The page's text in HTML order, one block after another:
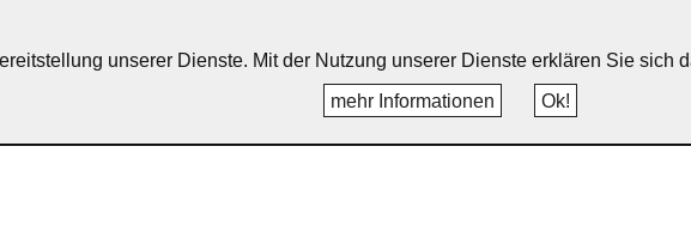
unserer Dienste. Mit der Nutzung unserer Dienste erklären Sie sich
mehr Informationen
Ok!